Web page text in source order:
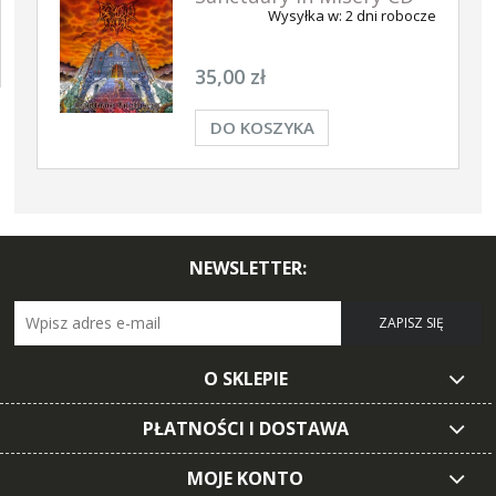
Wysyłka w: 2 dni robocze
35,00 zł
DO KOSZYKA
NEWSLETTER:
ZAPISZ SIĘ
O SKLEPIE
PŁATNOŚCI I DOSTAWA
MOJE KONTO